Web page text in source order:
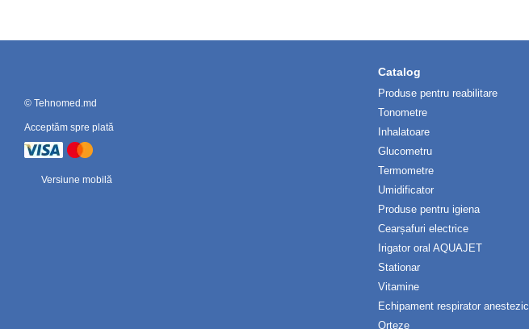
© Tehnomed.md
Acceptăm spre plată
Versiune mobilă
Catalog
Produse pentru reabilitare
Tonometre
Inhalatoare
Glucometru
Termometre
Umidificator
Produse pentru igiena
Cearșafuri electrice
Irigator oral AQUAJET
Stationar
Vitamine
Echipament respirator anestezic
Orteze